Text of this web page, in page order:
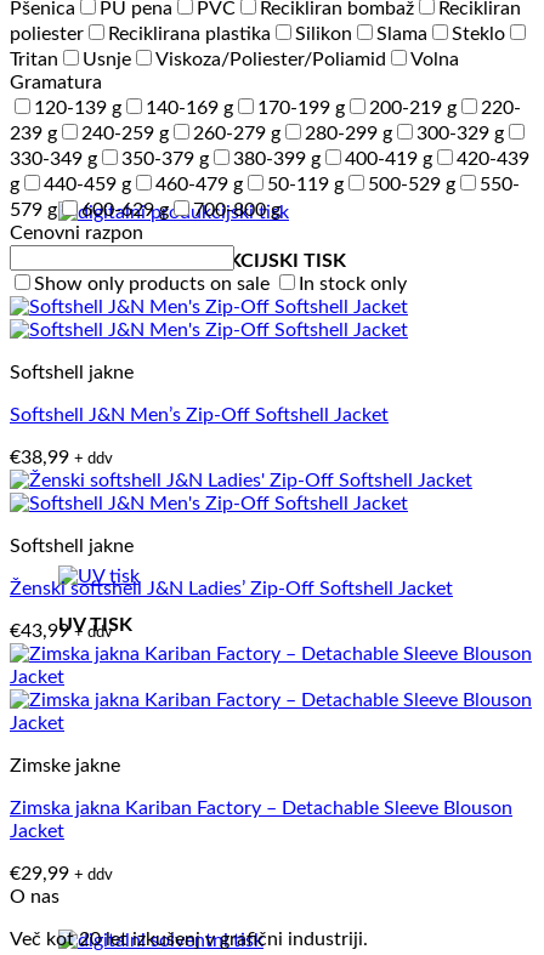
DIGITALNI PRODUKCIJSKI TISK
UV TISK
Pšenica PU pena PVC Recikliran bombaž
Recikliran
poliester
Reciklirana plastika Silikon Slama
Steklo
Tritan
Usnje Viskoza/Poliester/Poliamid
Volna
Gramatura
120-139 g
140-169 g 170-199 g 200-219 g
220-
239 g
240-259 g 260-279 g 280-299 g
300-329 g
330-349 g
350-379 g 380-399 g 400-419 g
420-439
g
440-459 g 460-479 g 50-119 g 500-529 g
550-
579 g
600-629 g
700-800 g
Cenovni razpon
Show only products on sale In stock only
Softshell jakne
Softshell J&N Men’s Zip-Off Softshell Jacket
€38,99 + ddv
Softshell jakne
Ženski softshell J&N Ladies’ Zip-Off Softshell Jacket
€43,99 + ddv
Zimske jakne
Zimska jakna Kariban Factory – Detachable Sleeve Blouson
Jacket
€29,99 + ddv
O nas
Več kot 20 let izkušenj v grafični industriji.